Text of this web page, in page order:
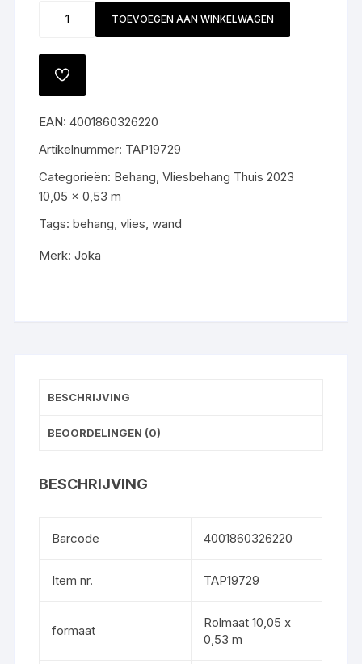
19729
TOEVOEGEN AAN WINKELWAGEN
TOEVOEGEN
AAN
EAN:4001860326220
Artikelnummer: TAP19729
Categorieën: Behang,Vliesbehang Thuis 2023
10,05 x 0,53 m
Tags:behang,vlies,wand
Merk:Joka
BESCHRIJVING
BEOORDELINGEN (0)
BESCHRIJVING
Barcode 4001860326220
Item nr. TAP19729
formaat
Rolmaat 10,05 x
0,53 m